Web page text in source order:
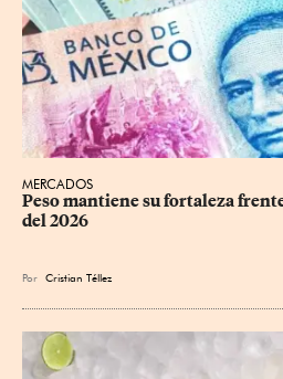
MERCADOS
Peso mantiene su fortaleza
del 2026
Por Cristian Téllez